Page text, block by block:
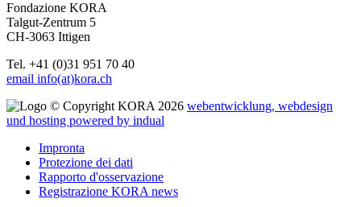
Fondazione KORA
Talgut-Zentrum 5
CH-3063 Ittigen
Tel. +41 (0)31 951 70 40
email info(at)kora.ch
© Copyright KORA 2026 webentwicklung, webdesign
und hosting powered by indual
Impronta
Protezione dei dati
Rapporto d'osservazione
Registrazione KORA news